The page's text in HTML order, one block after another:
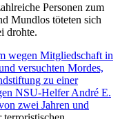
Personen zum
Mundlos töteten sich
drohte.
wegen Mitgliedschaft in
versuchten Mordes,
zu einer
NSU-Helfer André E.
zwei Jahren und